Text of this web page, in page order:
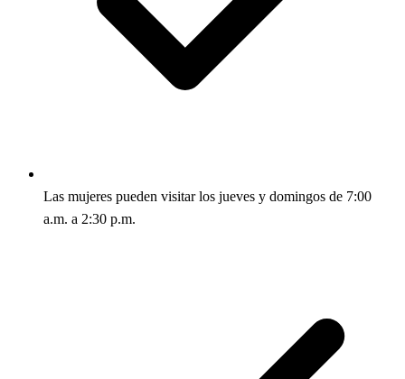
Las mujeres pueden visitar los jueves y domingos de 7:00
a.m. a 2:30 p.m.